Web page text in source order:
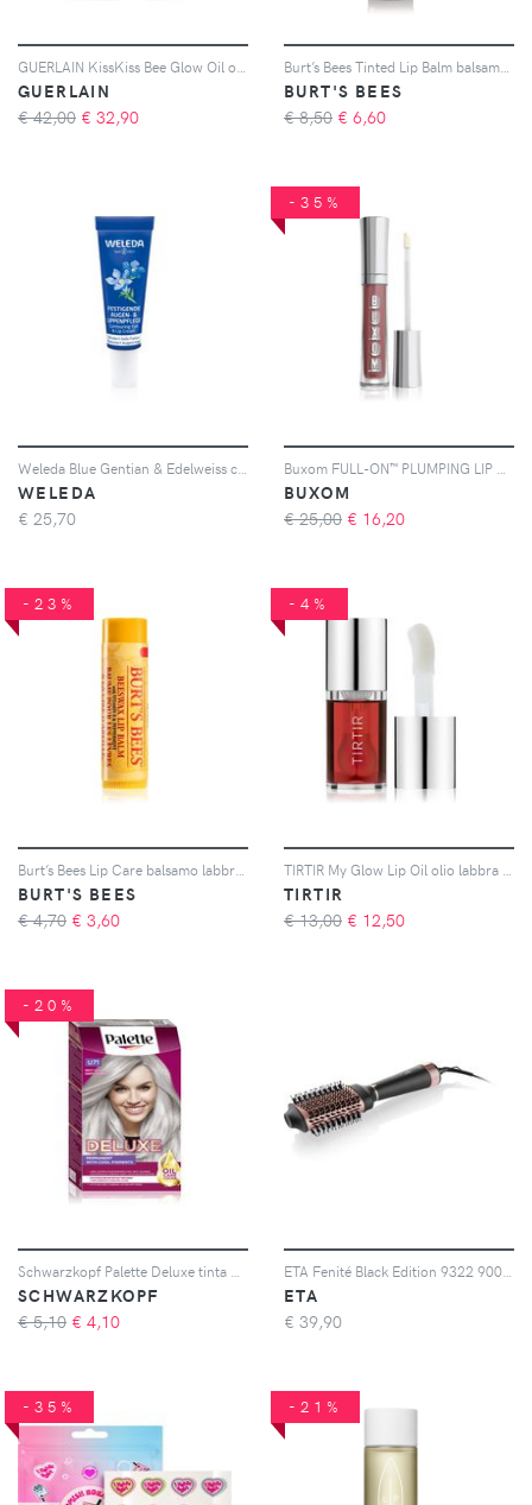
GUERLAIN
€ 42,00 € 32,90
BURT'S BEES
€ 8,50 € 6,60
WELEDA
€ 25,70
-35%
BUXOM
€ 25,00 € 16,20
-23%
BURT'S BEES
€ 4,70 € 3,60
-4%
TIRTIR
€ 13,00 € 12,50
-20%
SCHWARZKOPF
€ 5,10 € 4,10
ETA
€ 39,90
-35% -21%